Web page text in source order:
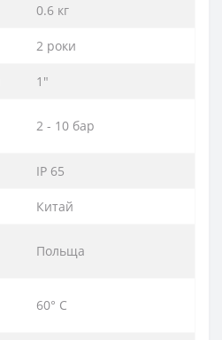
0.6 кг
2 роки
1"
2 - 10 бар
IP 65
Китай
Польща
60° С